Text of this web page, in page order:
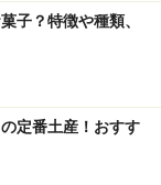
果物がリアル
うに、味わい
っています。
子？特徴や種類、
定番土産！おすす